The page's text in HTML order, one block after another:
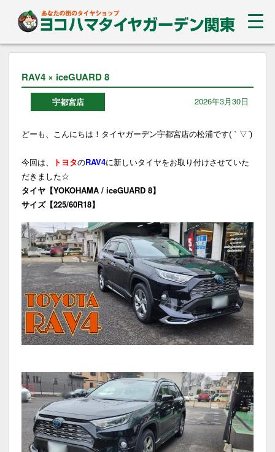
RAV4 × iceGUARD 8
宇都宮店 2026年3月30日
どーも、こんにちは！タイヤガーデン宇都宮店の松浦です(｀▽´)
今回は、 トヨタのRAV4に新しいタイヤをお取り付けさせていた
だきました☆
タイヤ【YOKOHAMA / iceGUARD 8】
サイズ【225/60R18】